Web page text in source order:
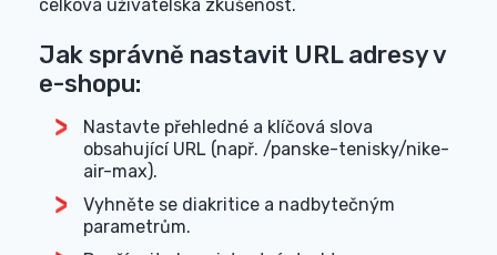
celková uživatelská zkušenost.
Jak správně nastavit URL adresy v
e-shopu:
Nastavte přehledné a klíčová slova
obsahující URL (např. /panske-tenisky/nike-
air-max).
Vyhněte se diakritice a nadbytečným
parametrům.